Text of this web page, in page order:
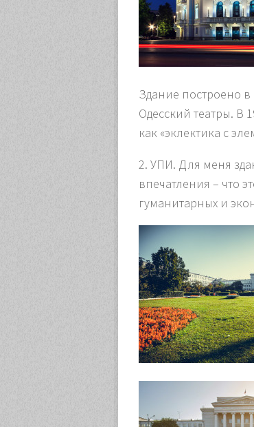
Здание построено
Одесский театры. В
как «эклектика с
2. УПИ. Для меня
впечатления – что
гуманитарных и